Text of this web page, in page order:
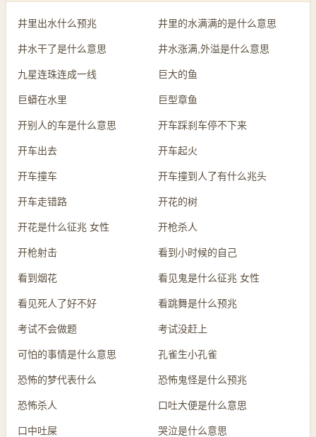
井里出水什么预兆 井里的水满满的是什么意思
井水干了是什么意思 井水涨满,外溢是什么意思
九星连珠连成一线 巨大的鱼
巨蟒在水里 巨型章鱼
开别人的车是什么意思 开车踩刹车停不下来
开车出去 开车起火
开车撞车 开车撞到人了有什么兆头
开车走错路 开花的树
开花是什么征兆 女性 开枪杀人
开枪射击 看到小时候的自己
看到烟花 看见鬼是什么征兆 女性
看见死人了好不好 看跳舞是什么预兆
考试不会做题 考试没赶上
可怕的事情是什么意思 孔雀生小孔雀
恐怖的梦代表什么 恐怖鬼怪是什么预兆
恐怖杀人 口吐大便是什么意思
口中吐屎 哭泣是什么意思